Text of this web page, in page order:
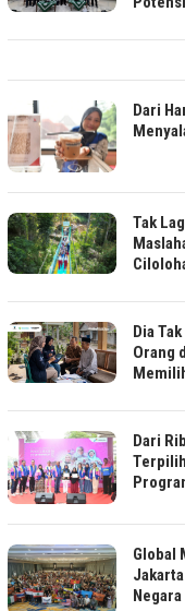
Dari
Tak
Dia
Orang
Dari
Global